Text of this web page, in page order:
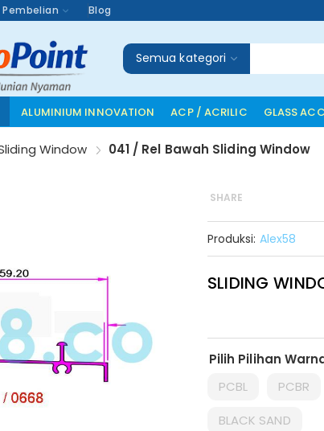
Blog
Semua kategori
ALUMINIUM INNOVATION ACP / ACRILIC GLASS
Window 041 / Rel Bawah Sliding Window
SHARE
Produksi: Alex58
SLIDING
Pilih Pilihan
PCBL PCBR
BLACK SAND